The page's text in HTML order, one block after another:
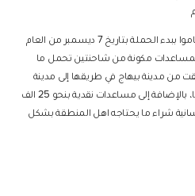
كما واشارت السيدة كورينجاغ انهم قاموا ببدء الحملة بتاريخ 7 ديسمبر من العام
مكونة من شاحنتين تحمل ما
إنطلقت من مدينة بيهاج في طريقها إلى مدينة
انطاكيا/ هطاي على الحدود مع سوريا، بالإضافة إلى مساعدات نقدية بنحو 25 الف
شراء ما يحتاجه اهل المنطقة بشكل